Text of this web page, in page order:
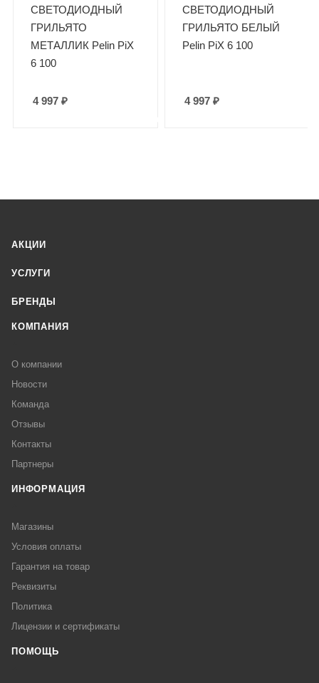
СВЕТОДИОДНЫЙ
ГРИЛЬЯТО
МЕТАЛЛИК Pelin PiX
6 100
4 997 ₽
СВЕТОДИОДНЫЙ
ГРИЛЬЯТО БЕЛЫЙ
Pelin PiX 6 100
4 997 ₽
АКЦИИ
УСЛУГИ
БРЕНДЫ
КОМПАНИЯ
О компании
Новости
Команда
Отзывы
Контакты
Партнеры
ИНФОРМАЦИЯ
Магазины
Условия оплаты
Гарантия на товар
Реквизиты
Политика
Лицензии и сертификаты
ПОМОЩЬ